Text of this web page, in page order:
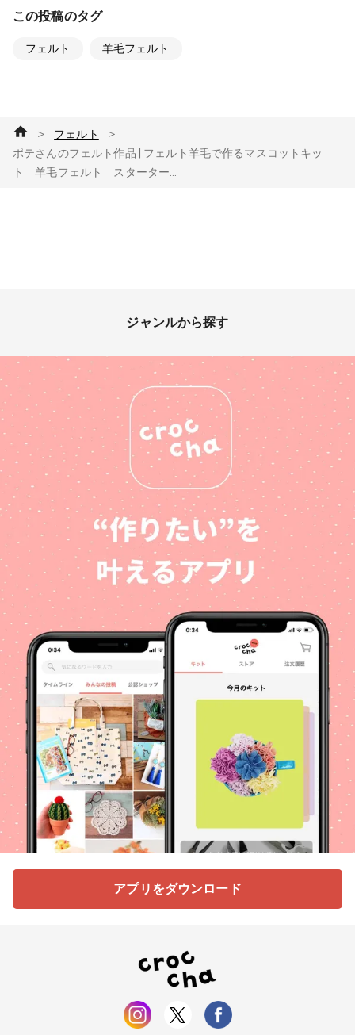
この投稿のタグ
フェルト 羊毛フェルト
＞ フェルト ＞
ポテさんのフェルト作品 | フェルト羊毛で作るマスコットキッ
ト 羊毛フェルト スターター...
ジャンルから探す
アプリをダウンロード